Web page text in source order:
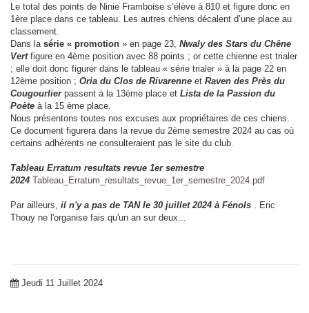
Le total des points de Ninie Framboise s’élève à 810 et figure donc en
1ère place dans ce tableau. Les autres chiens décalent d’une place au
classement.
Dans la série « promotion » en page 23, Nwaly des Stars du Chêne
Vertfigure en 4ème position avec 88 points ; or cette chienne est trialer
; elle doit donc figurer dans le tableau « série trialer » à la page 22 en
12ème position ; Oria du Clos de Rivarenne et Raven des Près du
Cougourlierpassent à la 13ème place et Lista de la Passion du
Poète à la 15 ème place.
Nous présentons toutes nos excuses aux propriétaires de ces chiens.
Ce document figurera dans la revue du 2ème semestre 2024 au cas où
certains adhérents ne consulteraient pas le site du club.
Tableau Erratum resultats revue 1er semestre
2024 Tableau_Erratum_resultats_revue_1er_semestre_2024.pdf
Par ailleurs, il n'y a pas de TAN le 30 juillet 2024 à Fénols . Eric
Thouy ne l'organise fais qu'un an sur deux...
Jeudi 11 Juillet 2024